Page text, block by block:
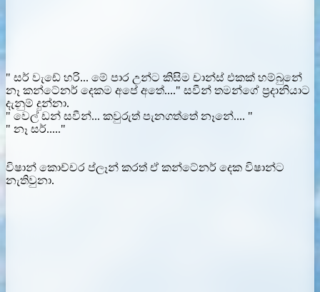
" සර් වැඩේ හරි... මේ පාර උන්ට කිසිම චාන්ස් එකක් හම්බුනේ
නෑ කන්ටේනර් දෙකම අපේ අතේ...." සවීන් තමන්ගේ ප්‍රදානියාට
දැනුම් දුන්නා.
" වෙල් ඩන් සවීන්... කවුරුත් පැනගත්තේ නෑනේ.... "
" නෑ සර්....."
විෂාන් කොච්චර ප්ලෑන් කරත් ඒ කන්ටේනර් දෙක විෂාන්ට
නැතිවුනා.